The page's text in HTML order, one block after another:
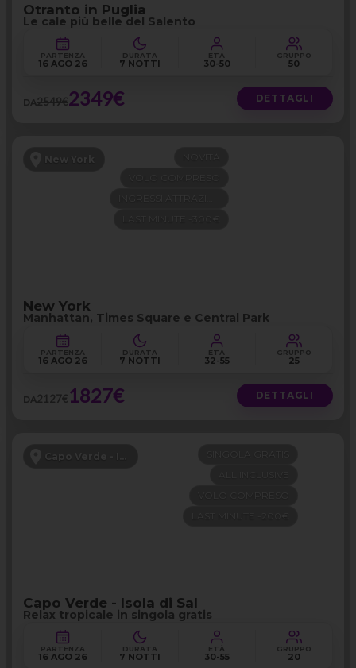
Otranto in Puglia
Le cale più belle del Salento
PARTENZA
16 AGO 26
DURATA
7 NOTTI
ETÀ
30-50
GRUPPO
50
DA2549€2349€ DETTAGLI
New York
New York
Manhattan, Times Square e Central Park
PARTENZA
16 AGO 26
DURATA
7 NOTTI
ETÀ
32-55
GRUPPO
25
DA2127€1827€ DETTAGLI
Capo Verde - Isola di Sal
Capo Verde - Isola di Sal
Relax tropicale in singola gratis
PARTENZA
16 AGO 26
DURATA
7 NOTTI
ETÀ
30-55
GRUPPO
20